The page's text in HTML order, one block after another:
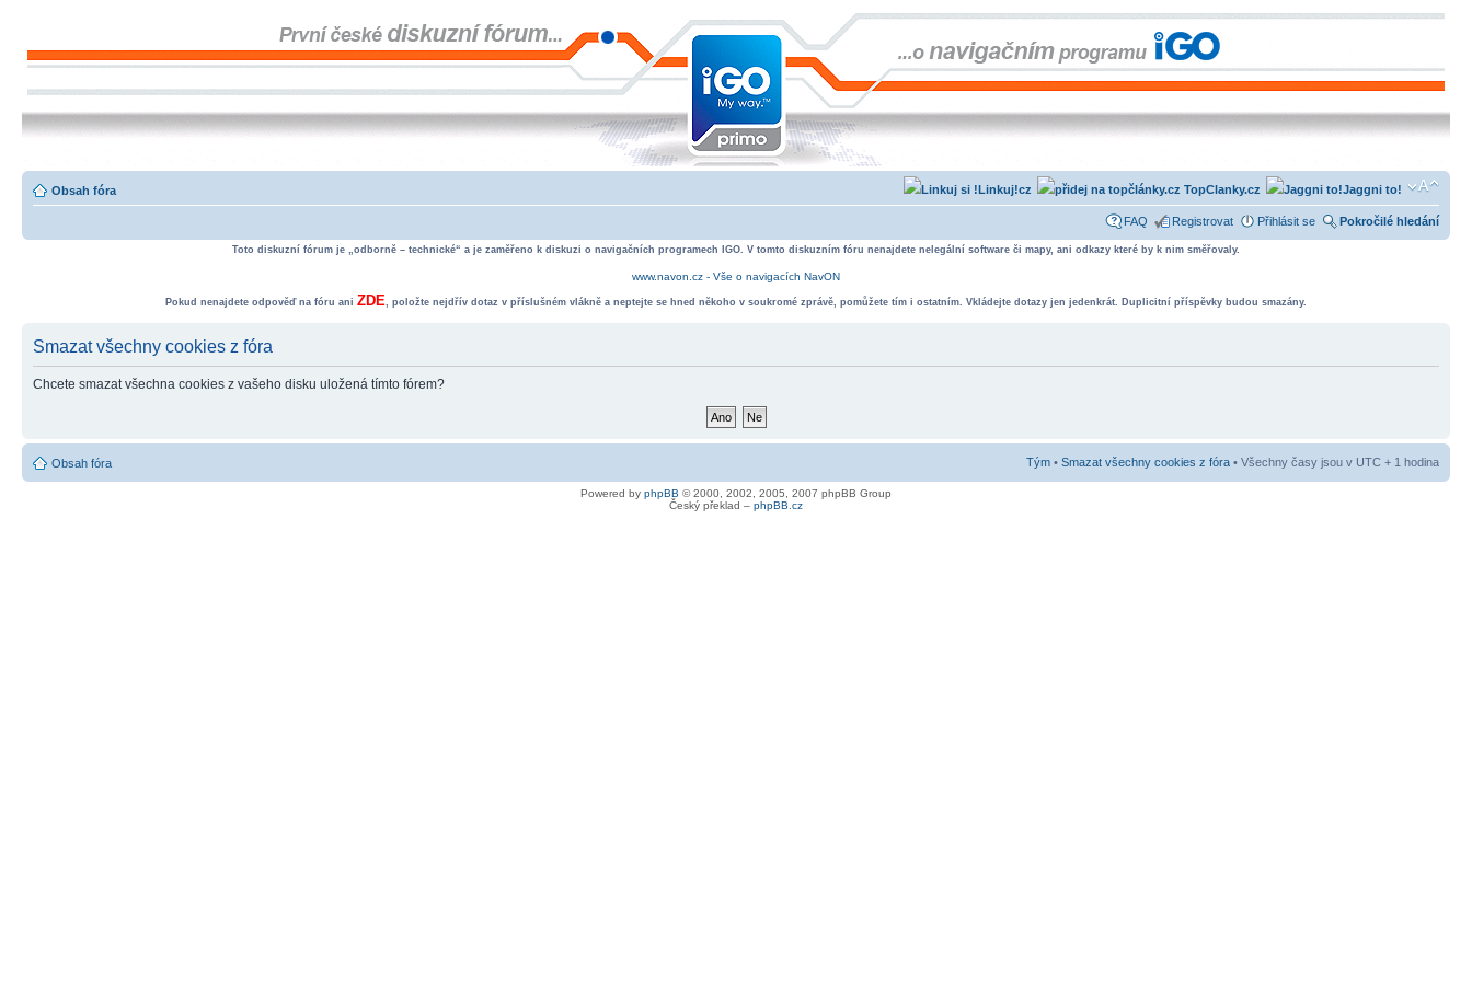
Obsah fóra Jaggni to!
TopClanky.cz
Linkuj!cz
FAQ Registrovat Přihlásit se Pokročilé hledání
Toto diskuzní fórum je „odborně – technické“ a je zaměřeno k diskuzi o navigačních programech IGO. V tomto diskuzním fóru nenajdete nelegální software či mapy, ani odkazy které by k nim směřovaly.
www.navon.cz - Vše o navigacích NavON
Pokud nenajdete odpověď na fóru ani ZDE, položte nejdřív dotaz v příslušném vlákně a neptejte se hned někoho v soukromé zprávě, pomůžete tím i ostatním. Vkládejte dotazy jen jedenkrát. Duplicitní příspěvky budou smazány.
Smazat všechny cookies z fóra
Chcete smazat všechna cookies z vašeho disku uložená tímto fórem?
Obsah fóra Tým • Smazat všechny cookies z fóra • Všechny časy jsou v UTC + 1 hodina
Powered by phpBB © 2000, 2002, 2005, 2007 phpBB Group
Český překlad – phpBB.cz